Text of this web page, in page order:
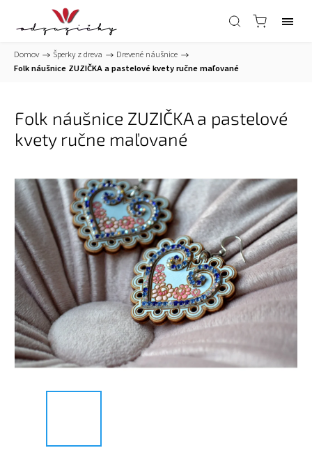
Domov / Šperky z dreva / Drevené náušnice /
Folk náušnice ZUZIČKA a pastelové kvety ručne maľované
Folk náušnice ZUZIČKA a pastelové
kvety ručne maľované